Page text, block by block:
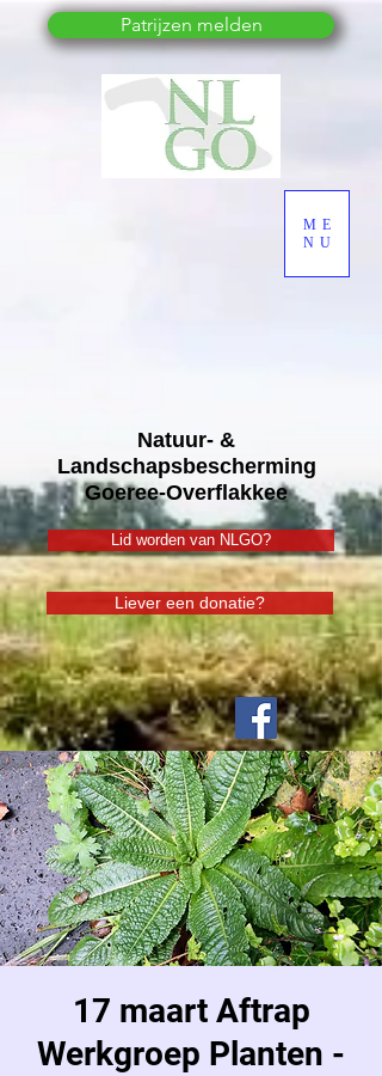
Natuur- &
Landschapsbescherming
Goeree-Overflakkee
ME
NU
Lid worden van NLGO?
Liever een donatie?
Patrijzen melden
17 maart Aftrap
Werkgroep Planten -